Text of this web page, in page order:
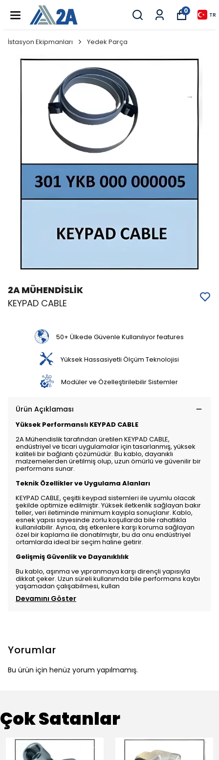
0
TR
İstasyon Ekipmanları Yedek Parça
2A MÜHENDİSLİK
KEYPAD CABLE
50+ Ülkede Güvenle Kullanılıyor features
Yüksek Hassasiyetli Ölçüm Teknolojisi
Modüler ve Özelleştirilebilir Sistemler
Ürün Açıklaması
Yüksek Performanslı KEYPAD CABLE
2A Mühendislik tarafından üretilen KEYPAD CABLE,
endüstriyel ve ticari uygulamalar için tasarlanmış, yüksek
kaliteli bir bağlantı çözümüdür. Bu kablo, dayanıklı
malzemelerden üretilmiş olup, uzun ömürlü ve güvenilir bir
performans sunar.
Teknik Özellikler ve Uygulama Alanları
KEYPAD CABLE, çeşitli keypad sistemleri ile uyumlu olacak
şekilde optimize edilmiştir. Yüksek iletkenlik sağlayan bakır
teller, veri iletiminde minimum kayıpla sonuçlanır. Kablo,
esnek yapısı sayesinde zorlu koşullarda bile rahatlıkla
kullanılabilir. Ayrıca, dış etkenlere karşı koruma sağlayan
özel bir kaplama ile donatılmıştır, bu da onu endüstriyel
ortamlarda ideal bir seçim haline getirir.
Gelişmiş Güvenlik ve Dayanıklılık
Bu kablo, aşınma ve yıpranmaya karşı dirençli yapısıyla
dikkat çeker. Uzun süreli kullanımda bile performans kaybı
yaşamadan çalışabilmesi, kullan
Devamını Göster
Yorumlar
Bu ürün için henüz yorum yapılmamış.
Çok Satanlar